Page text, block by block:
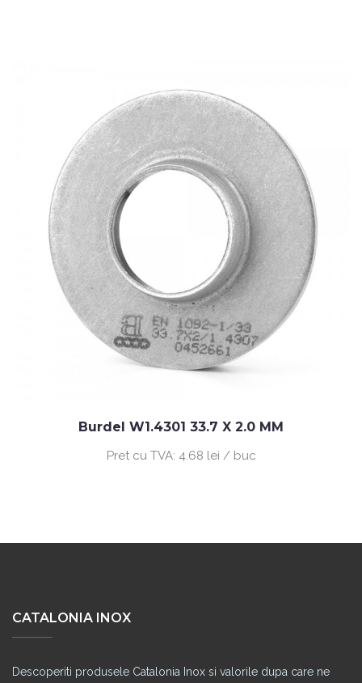
Burdel W1.4301 33.7 X 2.0 MM
Pret cu TVA: 4.68 lei / buc
CATALONIA INOX
Descoperiti produsele Catalonia Inox si valorile dupa care ne